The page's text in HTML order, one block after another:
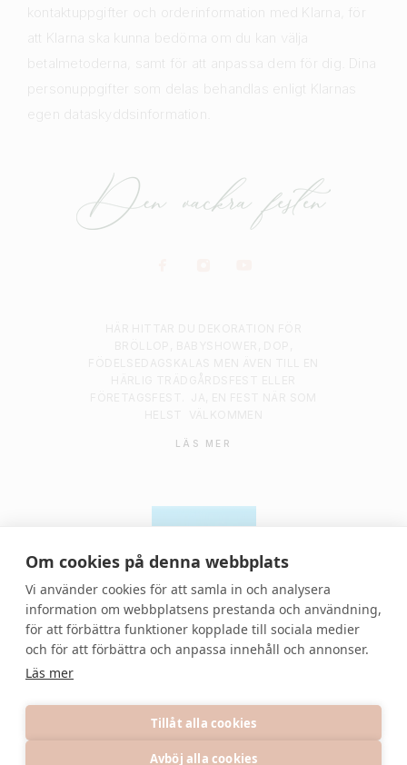
Om cookies på denna webbplats
Vi använder cookies för att samla in och analysera
information om webbplatsens prestanda och användning,
för att förbättra funktioner kopplade till sociala medier
och för att förbättra och anpassa innehåll och annonser.
Läs mer
Tillåt alla cookies
Avböj alla cookies
kontaktuppgifter och orderinformation med Klarna, för
att Klarna ska kunna bedöma om du kan välja
betalmetoderna, samt för att anpassa dem för dig. Dina
personuppgifter som delas behandlas enligt Klarnas
egen dataskyddsinformation.
LÄS MER
© 2021 Denvackrafesten | All rights reserved.